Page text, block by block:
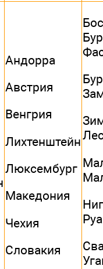
Андорра
Австрия
Венгрия
Лихтенштейн
Люксембург
Македония
Чехия
Словакия